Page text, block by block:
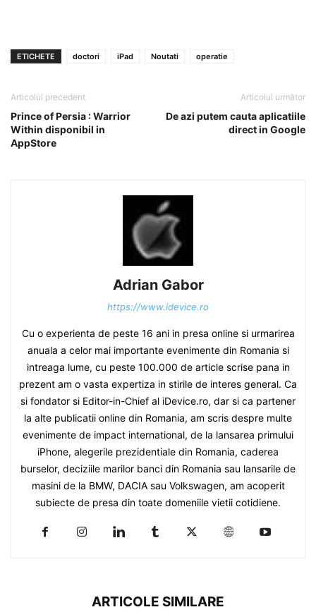
ETICHETE doctori iPad Noutati operatie
Articolul precedent
Prince of Persia : Warrior
Within disponibil in
AppStore
Articolul următor
De azi putem cauta aplicatiile
direct in Google
Adrian Gabor
https://www.idevice.ro
Cu o experienta de peste 16 ani in presa online si urmarirea
anuala a celor mai importante evenimente din Romania si
intreaga lume, cu peste 100.000 de article scrise pana in
prezent am o vasta expertiza in stirile de interes general. Ca
si fondator si Editor-in-Chief al iDevice.ro, dar si ca partener
la alte publicatii online din Romania, am scris despre multe
evenimente de impact international, de la lansarea primului
iPhone, alegerile prezidentiale din Romania, caderea
burselor, deciziile marilor banci din Romania sau lansarile de
masini de la BMW, DACIA sau Volkswagen, am acoperit
subiecte de presa din toate domeniile vietii cotidiene.
ARTICOLE SIMILARE